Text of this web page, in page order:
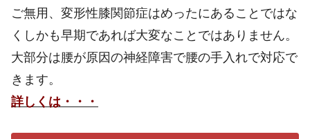
ご無用、変形性膝関節症はめったにあることではな
くしかも早期であれば大変なことではありません。
大部分は腰が原因の神経障害で腰の手入れで対応で
きます。
詳しくは・・・